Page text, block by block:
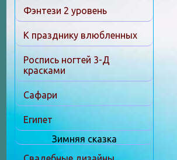
Фэнтези 2 уровень
К празднику влюбленных
Роспись ногтей 3-Д
красками
Сафари
Египет
Зимняя сказка